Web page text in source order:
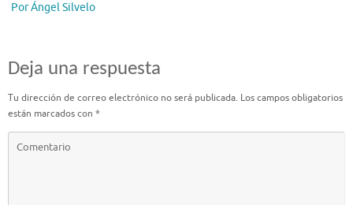
Por Ángel Silvelo
Deja una respuesta
Tu dirección de correo electrónico no será publicada. Los campos obligatorios
están marcados con *